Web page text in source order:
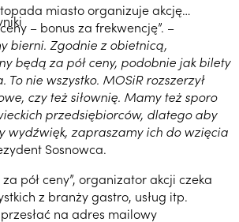
miasto organizuje akcję…
– bonus za frekwencję”. –
bierni. Zgodnie z obietnicą,
będą za pół ceny, podobnie jak bilety
To nie wszystko. MOSiR rozszerzył
czy też siłownię. Mamy też sporo
przedsiębiorców, dlatego aby
wydźwięk, zapraszamy ich do wzięcia
Sosnowca.
pół ceny”, organizator akcji czeka
z branży gastro, usług itp.
na adres mailowy